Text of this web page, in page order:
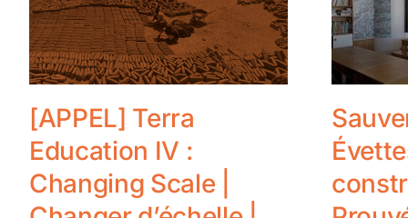
[APPEL] Terra
Education IV :
Changing Scale |